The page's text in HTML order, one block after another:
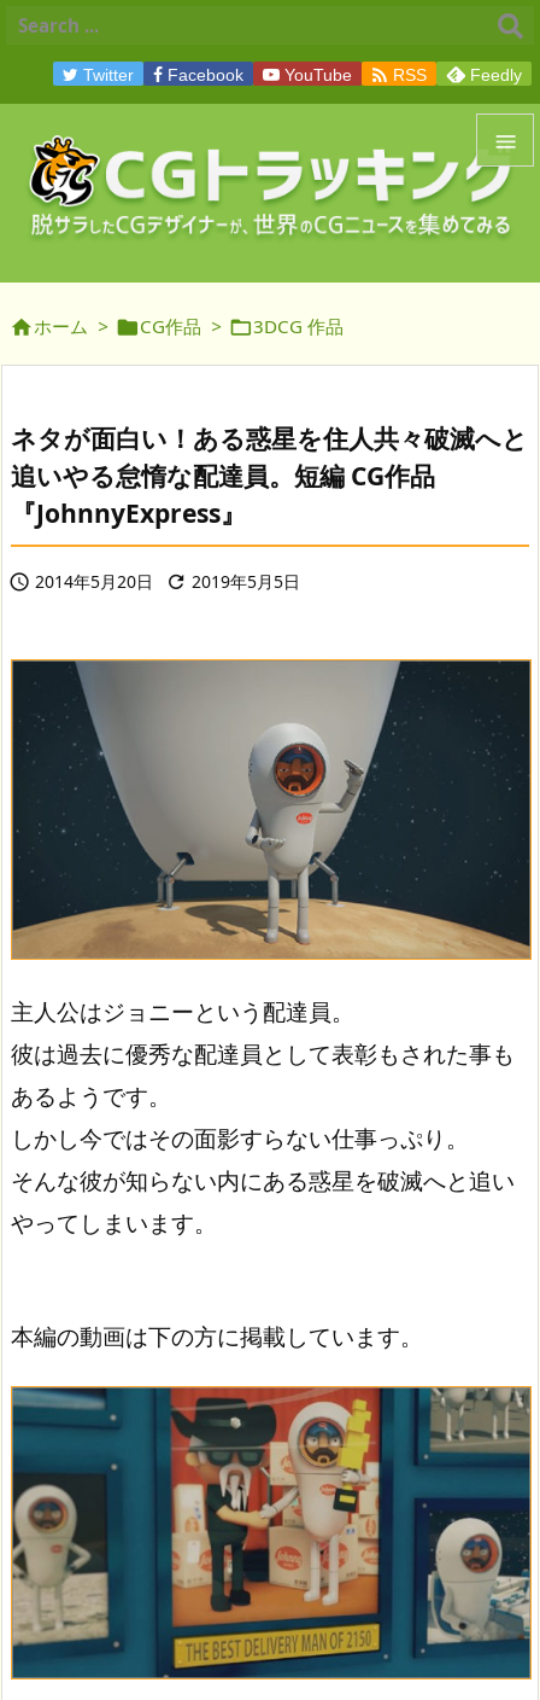


メニュ
前へ
次へ
Twitter Facebook YouTube  RSS Feedly
ホーム > CG作品 > 3DCG 作品
ネタが面白い！ある惑星を住人共々破滅へと
追いやる怠惰な配達員。短編 CG作品
『JohnnyExpress』
 2014年5月20日  2019年5月5日
主人公はジョニーという配達員。
彼は過去に優秀な配達員として表彰もされた事も
あるようです。
しかし今ではその面影すらない仕事っぷり。
そんな彼が知らない内にある惑星を破滅へと追い
やってしまいます。
本編の動画は下の方に掲載しています。